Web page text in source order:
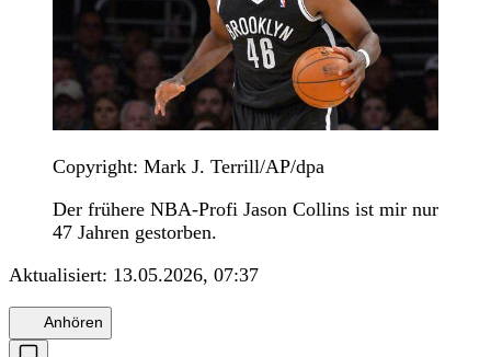
Copyright: Mark J. Terrill/AP/dpa
Der frühere NBA-Profi Jason Collins ist mir nur
47 Jahren gestorben.
Aktualisiert: 13.05.2026, 07:37
Anhören